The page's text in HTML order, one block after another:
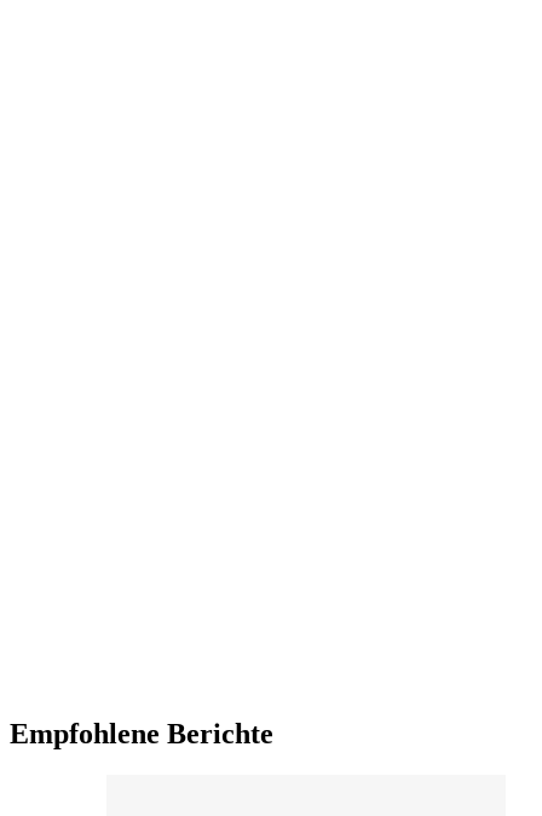
Empfohlene Berichte